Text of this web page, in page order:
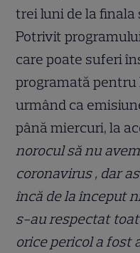
trei luni de la
Potrivit
care poate suferi
programată pentru
urmând ca
până miercuri, la
norocul să nu
coronavirus , dar
încă de la început
s-au respectat
orice pericol a fost